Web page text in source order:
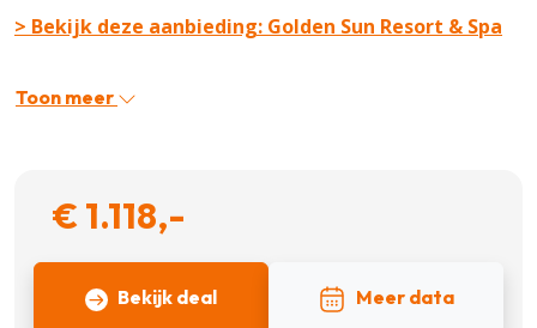
> Bekijk deze aanbieding: Golden Sun Resort & Spa
Toon meer
€ 1.118,-
Bekijk deal Meer data